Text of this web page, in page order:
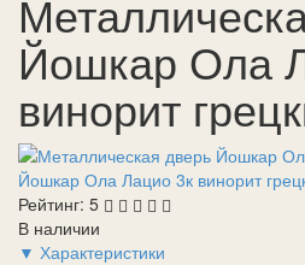
Йошкар Ола
винорит
Рейтинг: 5
В наличии
▼ Характеристики